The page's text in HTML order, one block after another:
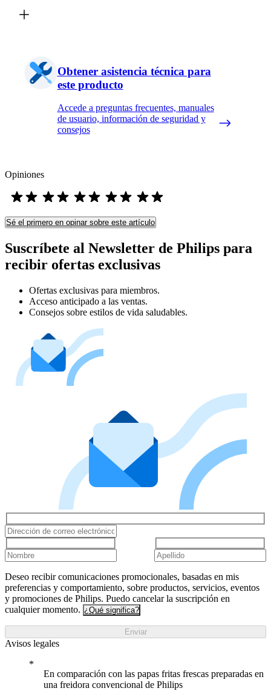
Obtener asistencia técnica para
este producto
Accede a preguntas frecuentes, manuales
de usuario, información de seguridad y
consejos
Opiniones
Sé el primero en opinar sobre este artículo
Suscríbete al Newsletter de Philips para
recibir ofertas exclusivas
Ofertas exclusivas para miembros.
Acceso anticipado a las ventas.
Consejos sobre estilos de vida saludables.
Deseo recibir comunicaciones promocionales, basadas en mis
preferencias y comportamiento, sobre productos, servicios, eventos
y promociones de Philips. Puedo cancelar la suscripción en
cualquier momento. ¿Qué significa?
Enviar
Avisos legales
En comparación con las papas fritas frescas preparadas en
una freidora convencional de Philips